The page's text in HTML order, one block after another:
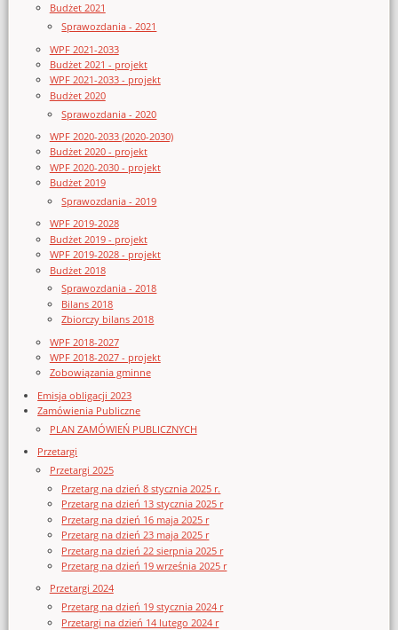
Budżet 2021
Sprawozdania - 2021
WPF 2021-2033
Budżet 2021 - projekt
WPF 2021-2033 - projekt
Budżet 2020
Sprawozdania - 2020
WPF 2020-2033 (2020-2030)
Budżet 2020 - projekt
WPF 2020-2030 - projekt
Budżet 2019
Sprawozdania - 2019
WPF 2019-2028
Budżet 2019 - projekt
WPF 2019-2028 - projekt
Budżet 2018
Sprawozdania - 2018
Bilans 2018
Zbiorczy bilans 2018
WPF 2018-2027
WPF 2018-2027 - projekt
Zobowiązania gminne
Emisja obligacji 2023
Zamówienia Publiczne
PLAN ZAMÓWIEŃ PUBLICZNYCH
Przetargi
Przetargi 2025
Przetarg na dzień 8 stycznia 2025 r.
Przetarg na dzień 13 stycznia 2025 r
Przetarg na dzień 16 maja 2025 r
Przetarg na dzień 23 maja 2025 r
Przetarg na dzień 22 sierpnia 2025 r
Przetarg na dzień 19 września 2025 r
Przetargi 2024
Przetarg na dzień 19 stycznia 2024 r
Przetargi na dzień 14 lutego 2024 r